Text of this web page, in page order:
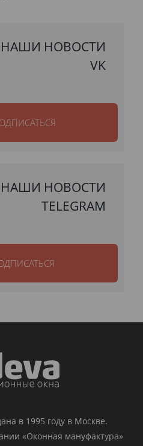
НАШИ НОВОСТИ
VK
НАШИ НОВОСТИ
TELEGRAM
в 1995 году в Москве.
«Оконная мануфактура»